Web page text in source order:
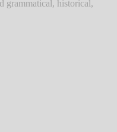
grammatical, historical,